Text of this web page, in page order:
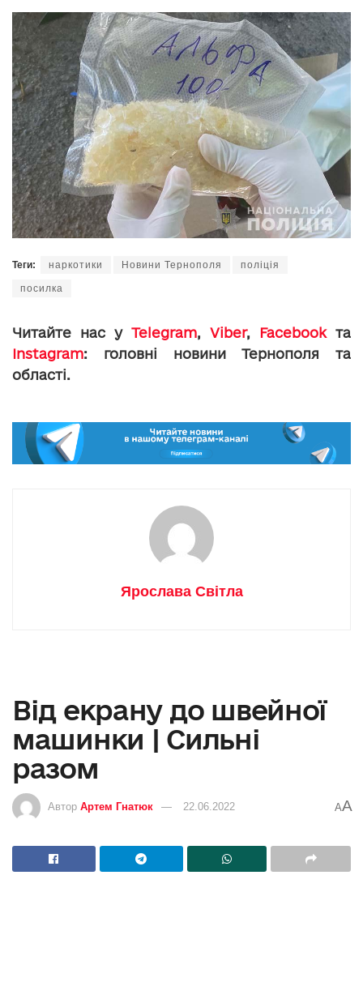
Теги: наркотики Новини Тернополя поліція
посилка
Читайте нас у Telegram, Viber, Facebookта
Instagram: головні новини Тернополя та
області.
Ярослава Світла
Від екрану до швейної
машинки | Сильні
разом
Автор Артем Гнатюк 22.06.2022 AA